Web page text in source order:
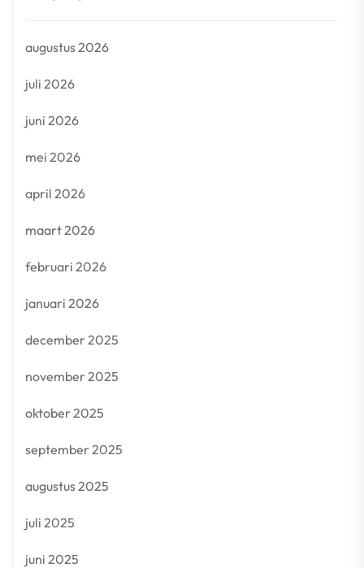
augustus 2026
juli 2026
juni 2026
mei 2026
april 2026
maart 2026
februari 2026
januari 2026
december 2025
november 2025
oktober 2025
september 2025
augustus 2025
juli 2025
juni 2025